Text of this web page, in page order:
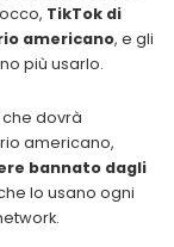
TikTok di
americano, e gli
più usarlo.
che dovrà
americano,
bannato dagli
lo usano ogni